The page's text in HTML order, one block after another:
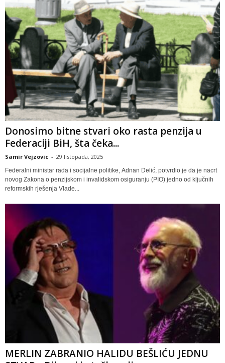
Donosimo bitne stvari oko rasta penzija u
Federaciji BiH, šta čeka...
Samir Vejzovic - 29 listopada, 2025
Federalni ministar rada i socijalne politike, Adnan Delić, potvrdio je da je nacrt
novog Zakona o penzijskom i invalidskom osiguranju (PIO) jedno od ključnih
reformskih rješenja Vlade...
MERLIN ZABRANIO HALIDU BEŠLIĆU JEDNU